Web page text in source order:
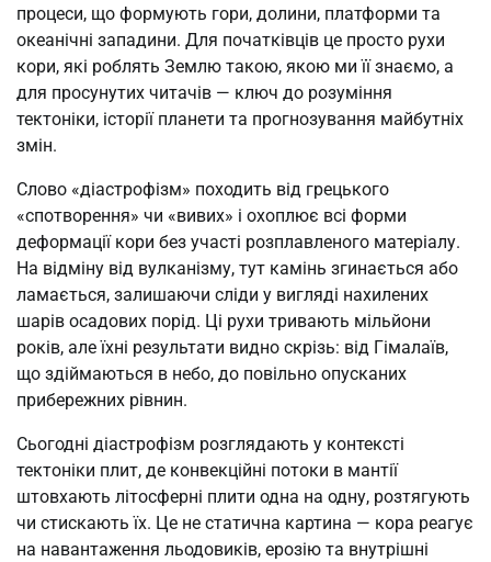
процеси, що формують гори, долини, платформи та
океанічні западини. Для початківців це просто рухи
кори, які роблять Землю такою, якою ми її знаємо, а
для просунутих читачів — ключ до розуміння
тектоніки, історії планети та прогнозування майбутніх
змін.
Слово «діастрофізм» походить від грецького
«спотворення» чи «вивих» і охоплює всі форми
деформації кори без участі розплавленого матеріалу.
На відміну від вулканізму, тут камінь згинається або
ламається, залишаючи сліди у вигляді нахилених
шарів осадових порід. Ці рухи тривають мільйони
років, але їхні результати видно скрізь: від Гімалаїв,
що здіймаються в небо, до повільно опусканих
прибережних рівнин.
Сьогодні діастрофізм розглядають у контексті
тектоніки плит, де конвекційні потоки в мантії
штовхають літосферні плити одна на одну, розтягують
чи стискають їх. Це не статична картина — кора реагує
на навантаження льодовиків, ерозію та внутрішні